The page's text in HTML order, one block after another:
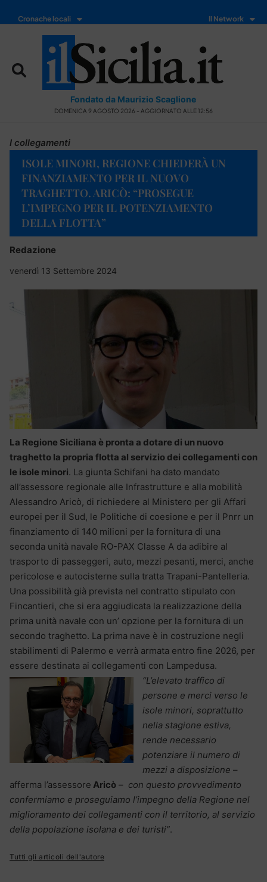
Cronache locali Il Network
Fondato da Maurizio Scaglione
DOMENICA 9 AGOSTO 2026 - AGGIORNATO ALLE 12:56
I collegamenti
ISOLE MINORI, REGIONE CHIEDERÀ UN
FINANZIAMENTO PER IL NUOVO
TRAGHETTO. ARICÒ: “PROSEGUE
L’IMPEGNO PER IL POTENZIAMENTO
DELLA FLOTTA”
Redazione
venerdì 13 Settembre 2024
La Regione Siciliana è pronta a dotare di un nuovo
traghetto la propria flotta al servizio dei collegamenti con
le isole minori. La giunta Schifani ha dato mandato
all’assessore regionale alle Infrastrutture e alla mobilità
Alessandro Aricò, di richiedere al Ministero per gli Affari
europei per il Sud, le Politiche di coesione e per il Pnrr un
finanziamento di 140 milioni per la fornitura di una
seconda unità navale RO-PAX Classe A da adibire al
trasporto di passeggeri, auto, mezzi pesanti, merci, anche
pericolose e autocisterne sulla tratta Trapani-Pantelleria.
Una possibilità già prevista nel contratto stipulato con
Fincantieri, che si era aggiudicata la realizzazione della
prima unità navale con un’ opzione per la fornitura di un
secondo traghetto. La prima nave è in costruzione negli
stabilimenti di Palermo e verrà armata entro fine 2026, per
essere destinata ai collegamenti con Lampedusa.
“L’elevato traffico di
persone e merci verso le
isole minori, soprattutto
nella stagione estiva,
rende necessario
potenziare il numero di
mezzi a disposizione –
afferma l’assessore Aricò – con questo provvedimento
confermiamo e proseguiamo l’impegno della Regione nel
miglioramento dei collegamenti con il territorio, al servizio
della popolazione isolana e dei turisti”.
Tutti gli articoli dell'autore